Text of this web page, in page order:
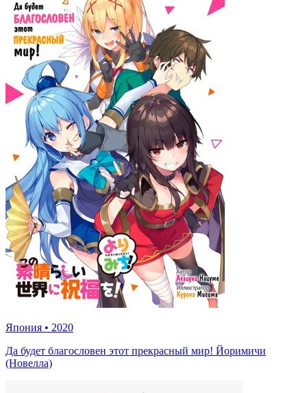
Япония • 2020
Да будет благословен этот прекрасный мир! Йоримичи
(Новелла)